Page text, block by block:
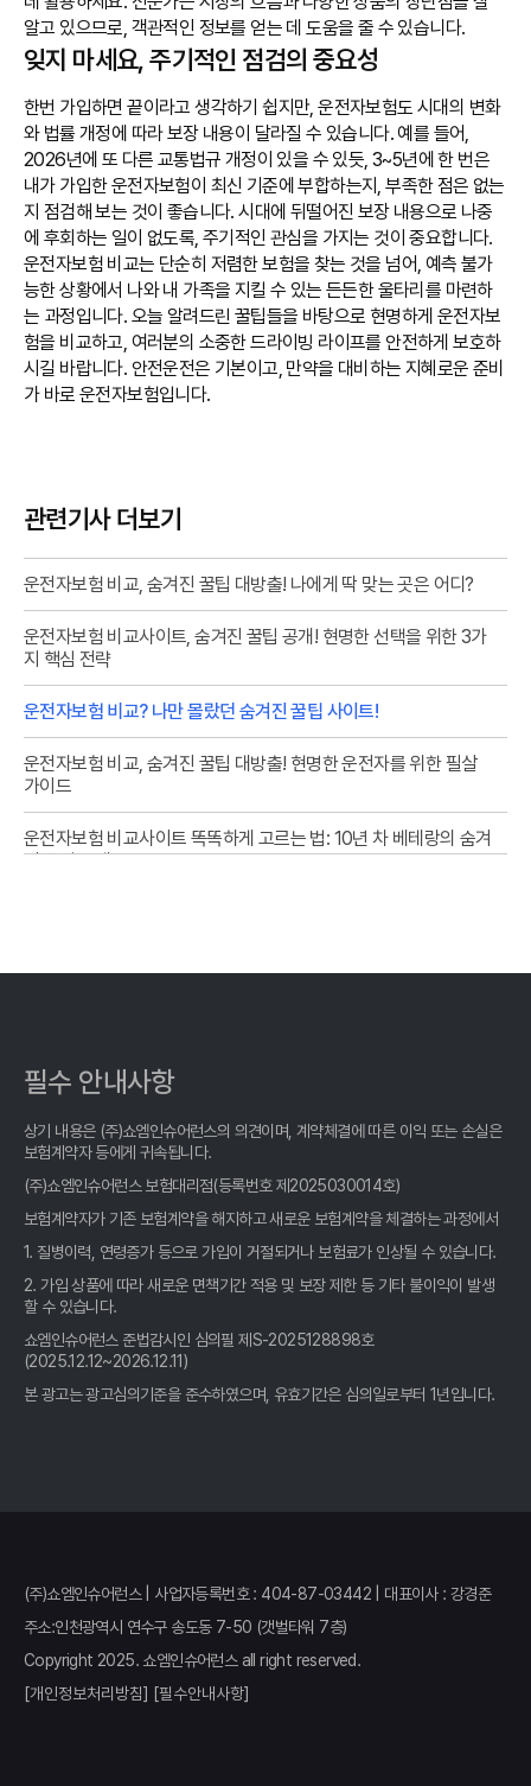
알고 있으므로, 객관적인 정보를 얻는 데 도움을 줄 수 있습니다.
잊지 마세요, 주기적인 점검의 중요성
한번 가입하면 끝이라고 생각하기 쉽지만, 운전자보험도 시대의 변화
와 법률 개정에 따라 보장 내용이 달라질 수 있습니다. 예를 들어,
2026년에 또 다른 교통법규 개정이 있을 수 있듯, 3~5년에 한 번은
내가 가입한 운전자보험이 최신 기준에 부합하는지, 부족한 점은 없는
지 점검해 보는 것이 좋습니다. 시대에 뒤떨어진 보장 내용으로 나중
에 후회하는 일이 없도록, 주기적인 관심을 가지는 것이 중요합니다.
운전자보험 비교는 단순히 저렴한 보험을 찾는 것을 넘어, 예측 불가
능한 상황에서 나와 내 가족을 지킬 수 있는 든든한 울타리를 마련하
는 과정입니다. 오늘 알려드린 꿀팁들을 바탕으로 현명하게 운전자보
험을 비교하고, 여러분의 소중한 드라이빙 라이프를 안전하게 보호하
시길 바랍니다. 안전운전은 기본이고, 만약을 대비하는 지혜로운 준비
가 바로 운전자보험입니다.
관련기사 더보기
운전자보험 비교, 숨겨진 꿀팁 대방출! 나에게 딱 맞는 곳은 어디?
운전자보험 비교사이트, 숨겨진 꿀팁 공개! 현명한 선택을 위한 3가
지 핵심 전략
운전자보험 비교? 나만 몰랐던 숨겨진 꿀팁 사이트!
운전자보험 비교, 숨겨진 꿀팁 대방출! 현명한 운전자를 위한 필살
가이드
운전자보험 비교사이트 똑똑하게 고르는 법: 10년 차 베테랑의 숨겨
진 꿀팁 공개
운전자보험 비교사이트 활용법: 10년차 베테랑이 알려주는 숨겨진
꿀팁
운전자보험 비교사이트, 숨겨진 꿀팁 대방출! 현명한 선택, 지금 바
로 확인하세요!
운전자보험 비교사이트 활용법: 숨겨진 꿀팁 대방출!
- 운전자보험 비교, 2026년 놓치면 후회할 꿀팁 대방출!
운전자보험 비교사이트 활용법: 10년차 베테랑이 알려주는 숨겨진
꿀팁 대방출!
2026년, 운전자보험 비교사이트: 예상치 못한 사고, 현명하게 대처
팁 대방출!
개!
필수 안내사항
상기 내용은 (주)쇼엠인슈어런스의 의견이며, 계약체결에 따른 이익 또는 손실은
보험계약자 등에게 귀속됩니다.
(주)쇼엠인슈어런스 보험대리점(등록번호 제2025030014호)
보험계약자가 기존 보험계약을 해지하고 새로운 보험계약을 체결하는 과정에서
1. 질병이력, 연령증가 등으로 가입이 거절되거나 보험료가 인상될 수 있습니다.
2. 가입 상품에 따라 새로운 면책기간 적용 및 보장 제한 등 기타 불이익이 발생
할 수 있습니다.
쇼엠인슈어런스 준법감시인 심의필 제S-2025128898호
(2025.12.12~2026.12.11)
본 광고는 광고심의기준을 준수하였으며, 유효기간은 심의일로부터 1년입니다.
(주)쇼엠인슈어런스 | 사업자등록번호 : 404-87-03442 | 대표이사 : 강경준
주소:인천광역시 연수구 송도동 7-50 (갯벌타워 7층)
Copyright 2025. 쇼엠인슈어런스 all right reserved.
[개인정보처리방침] [필수안내사항]